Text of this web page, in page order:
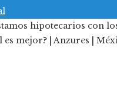
hipotecarios con
es mejor? | Anzures |